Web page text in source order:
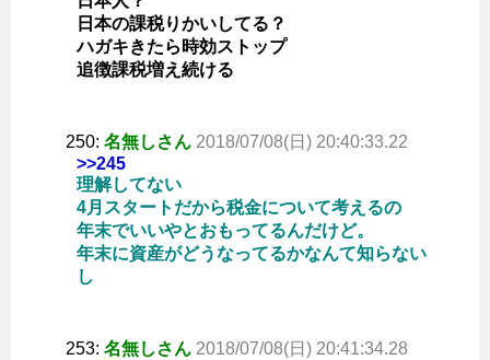
日本の課税りかいしてる？
ハガキきたら時効ストップ
追徴課税増え続ける
250: 名無しさん 2018/07/08(日) 20:40:33.22
>>245
理解してない
4月スタートだから税金について考えるの
年末でいいやとおもってるんだけど。
年末に資産がどうなってるかなんて知らない
し
253: 名無しさん 2018/07/08(日) 20:41:34.28